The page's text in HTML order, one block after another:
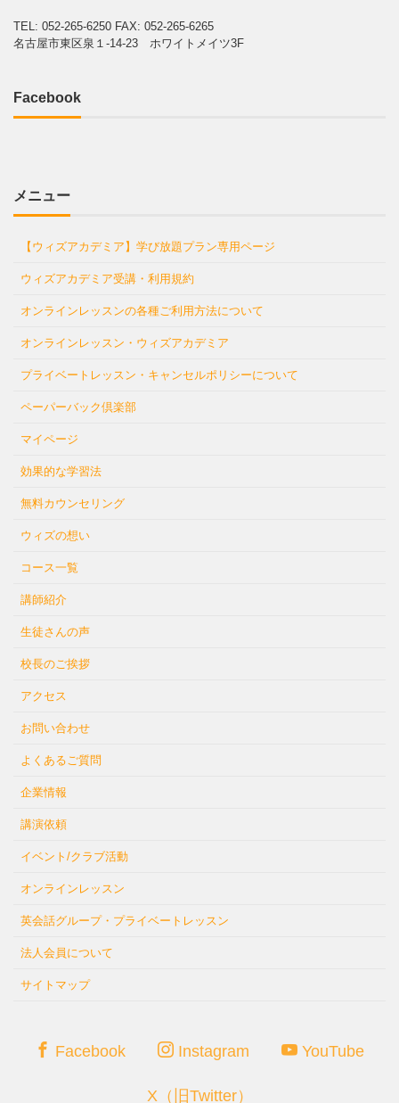
TEL: 052-265-6250 FAX: 052-265-6265
名古屋市東区泉１-14-23 ホワイトメイツ3F
Facebook
メニュー
【ウィズアカデミア】学び放題プラン専用ページ
ウィズアカデミア受講・利用規約
オンラインレッスンの各種ご利用方法について
オンラインレッスン・ウィズアカデミア
プライベートレッスン・キャンセルポリシーについて
ペーパーバック倶楽部
マイページ
効果的な学習法
無料カウンセリング
ウィズの想い
コース一覧
講師紹介
生徒さんの声
校長のご挨拶
アクセス
お問い合わせ
よくあるご質問
企業情報
講演依頼
イベント/クラブ活動
オンラインレッスン
英会話グループ・プライベートレッスン
法人会員について
サイトマップ
Facebook Instagram YouTube
X（旧Twitter）